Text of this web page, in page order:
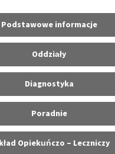
Podstawowe informacje
Oddziały
Diagnostyka
Poradnie
Opiekuńczo – Leczniczy